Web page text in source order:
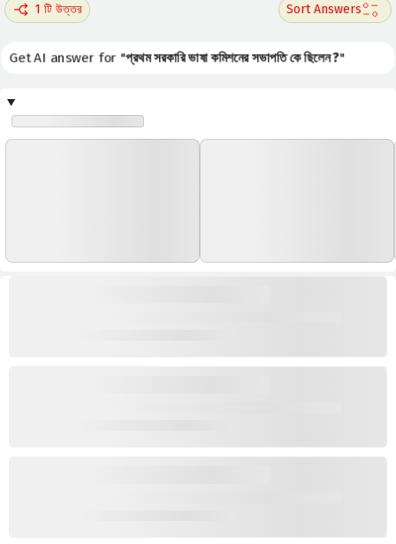
1 টি উত্তর
Get AI answer for "প্রথম সরকারি ভাষা কমিশনের সভাপতি কে ছিলেন ?"